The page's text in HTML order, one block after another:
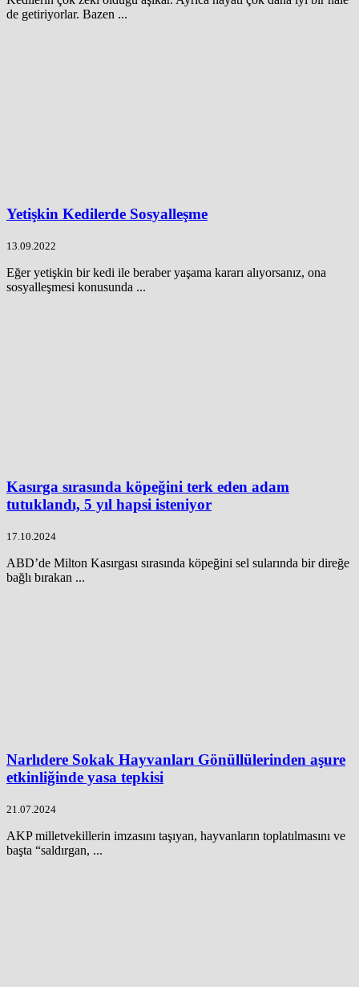
de getiriyorlar. Bazen ...
Yetişkin Kedilerde Sosyalleşme
13.09.2022
Eğer yetişkin bir kedi ile beraber yaşama kararı alıyorsanız, ona
sosyalleşmesi konusunda ...
Kasırga sırasında köpeğini terk eden adam
tutuklandı, 5 yıl hapsi isteniyor
17.10.2024
ABD’de Milton Kasırgası sırasında köpeğini sel sularında bir direğe
bağlı bırakan ...
Narlıdere Sokak Hayvanları Gönüllülerinden aşure
etkinliğinde yasa tepkisi
21.07.2024
AKP milletvekillerin imzasını taşıyan, hayvanların toplatılmasını ve
başta “saldırgan, ...